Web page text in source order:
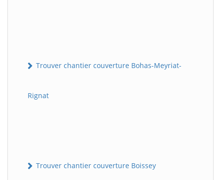
Trouver chantier couverture Bohas-Meyriat-
Rignat
Trouver chantier couverture Boissey